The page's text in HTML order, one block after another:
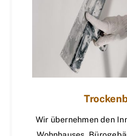
Wir übernehmen den